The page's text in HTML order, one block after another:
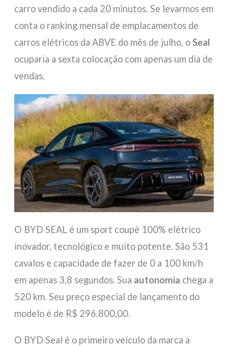
carro vendido a cada 20 minutos. Se levarmos em
conta o ranking mensal de emplacamentos de
carros elétricos da ABVE do mês de julho, oSeal
ocuparia a sexta colocação com apenas um dia de
vendas.
O BYD SEAL é um sport coupé 100% elétrico
inovador, tecnológico e muito potente. São 531
cavalos e capacidade de fazer de 0 a 100 km/h
em apenas 3,8 segundos. Sua autonomia chega a
520 km. Seu preço especial de lançamento do
modelo é de R$ 296.800,00.
O BYD Seal é o primeiro veículo da marca a